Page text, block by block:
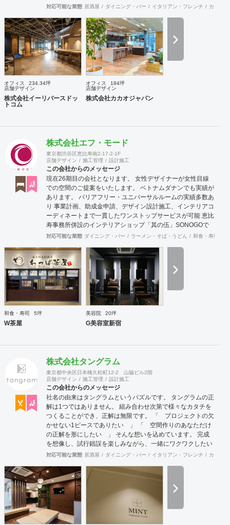
かけるレイアウトとVMD、ブランド力を高める空間演出な
持っております。 ご希望されるイメージ、コストに関する不
安要素、 新規オープン、移転・改装に関するスケジュール、
ほか不明点など、まずはお気軽にお問い合わせください。
対応可能な業態 居酒屋 ダイニング・バー イタリアン・フレンチ カフェ
オフィス
234.34坪
店舗デザイン
株式会社イーリバースドッ
トコム
オフィス
184坪
店舗デザイン
株式会社カカオジャパン
株式会社エフ・モード
東京都渋谷区恵比寿南2-17-2-1F
店舗デザイン
施工管理 設計施工
この会社からのメッセージ
現在26期目の会社となります。 女性デザイナーが女性目線
での空間のご提案をいたします。 ベトナムダナンでも実績が
あります。 バリアフリー・ユニバーサルルームの実績多数あ
り 事業計画、助成金申請、デザイン設計施工、インテリアコ
ーディネートまで一貫したワンストップサービスが可能 恵比
寿事務所併設のインテリアショップ「其の伍」SONOGOで
はオリジナル家具をはじめアンティーク骨董家具の販売もし
対応可能な業態 ダイニング・バー ラーメン・そば・うどん 和食・寿司
和食・寿司 5坪
W茶屋
美容院 20坪
G美容室新宿
株式会社タングラム
東京都中央区日本橋久松町12-2 山脇ビル2階
店舗デザイン
施工管理 設計施工
この会社からのメッセージ
社名の由来はタングラムというパズルです。 タングラムの正
解は1つではありません。 組み合わせ次第で様々なカタチを
つくることができ、正解は無限です。 「 プロジェクトの欠
かせない1ピースでありたい 」 「 空間作りのあなただけ
の正解を形にしたい 」 そんな想いを込めています。 完成
を想像し、試行錯誤を楽しみながら、 ​一緒にワクワクしたい
と思っています。
対応可能な業態 居酒屋 ダイニング・バー イタリアン・フレンチ カフェ